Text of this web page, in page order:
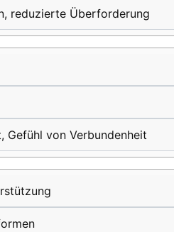
reduzierte Überforderung
Gefühl von Verbundenheit